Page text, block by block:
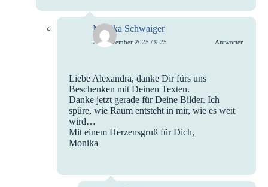
Monika Schwaiger
23. November 2025 / 9:25 Antworten
Liebe Alexandra, danke Dir fürs uns
Beschenken mit Deinen Texten.
Danke jetzt gerade für Deine Bilder. Ich
spüre, wie Raum entsteht in mir, wie es weit
wird…
Mit einem Herzensgruß für Dich,
Monika